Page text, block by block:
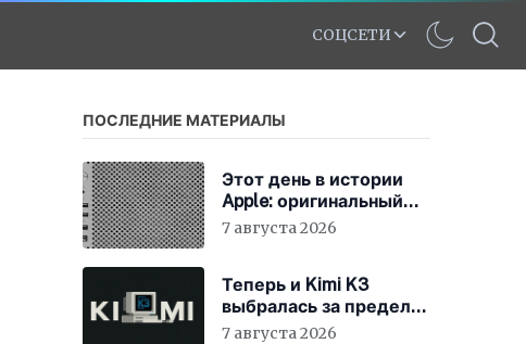
СОЦСЕТИ
ПОСЛЕДНИЕ МАТЕРИАЛЫ
Этот день в истории
Apple: оригинальный
Mac Pro получает
7 августа 2026
Теперь и Kimi K3
выбралась за пределы
«песочницы»
7 августа 2026